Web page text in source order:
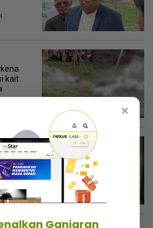
kait
cakap
×
Ganjaran